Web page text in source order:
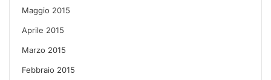
Maggio 2015
Aprile 2015
Marzo 2015
Febbraio 2015